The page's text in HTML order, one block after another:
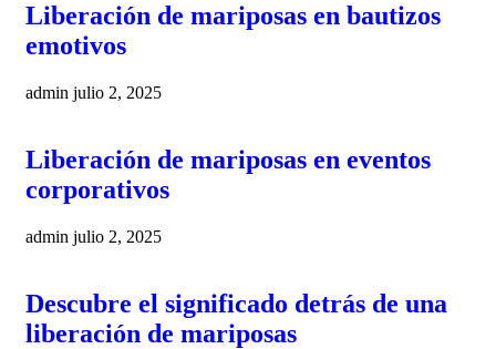
Liberación de mariposas en bautizos
emotivos
admin julio 2, 2025
Liberación de mariposas en eventos
corporativos
admin julio 2, 2025
Descubre el significado detrás de una
liberación de mariposas